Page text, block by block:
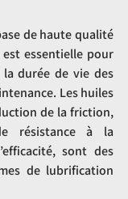
de haute qualité
essentielle pour
durée de vie des
Les huiles
de la friction,
résistance à la
sont des
de lubrification